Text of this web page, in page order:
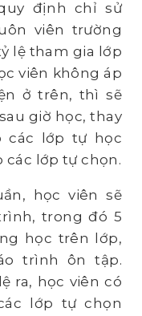
định chỉ sử
viên trường
lệ tham gia lớp
viên không áp
ở trên, thì sẽ
giờ học, thay
các lớp tự học
các lớp tự chọn.
học viên sẽ
trong đó 5
học trên lớp,
trình ôn tập.
ra, học viên có
lớp tự chọn